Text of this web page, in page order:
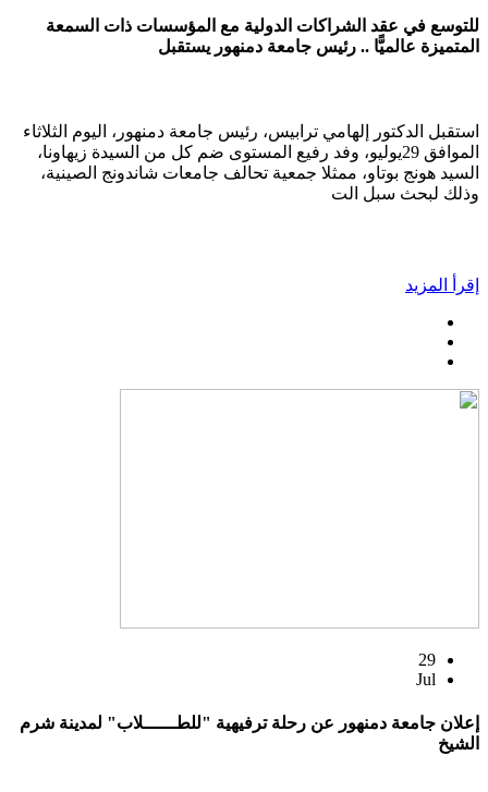
للتوسع في عقد الشراكات الدولية مع المؤسسات ذات السمعة
المتميزة عالميًّا .. رئيس جامعة دمنهور يستقبل
استقبل الدكتور إلهامي ترابيس، رئيس جامعة دمنهور، اليوم الثلاثاء
الموافق 29يوليو، وفد رفيع المستوى ضم كل من السيدة زيهاونا،
السيد هونج بوتاو، ممثلا جمعية تحالف جامعات شاندونج الصينية،
وذلك لبحث سبل الت
إقرأ المزيد
29
Jul
إعلان جامعة دمنهور عن رحلة ترفيهية "للطــــــلاب" لمدينة شرم
الشيخ